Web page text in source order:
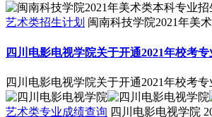
艺术类招生计划 闽南科技学院2021年美
四川电影电视学院关于开通2021年校考
四川电影电视学院关于开通2021年校考
艺术类专业成绩查询 四川电影电视学院